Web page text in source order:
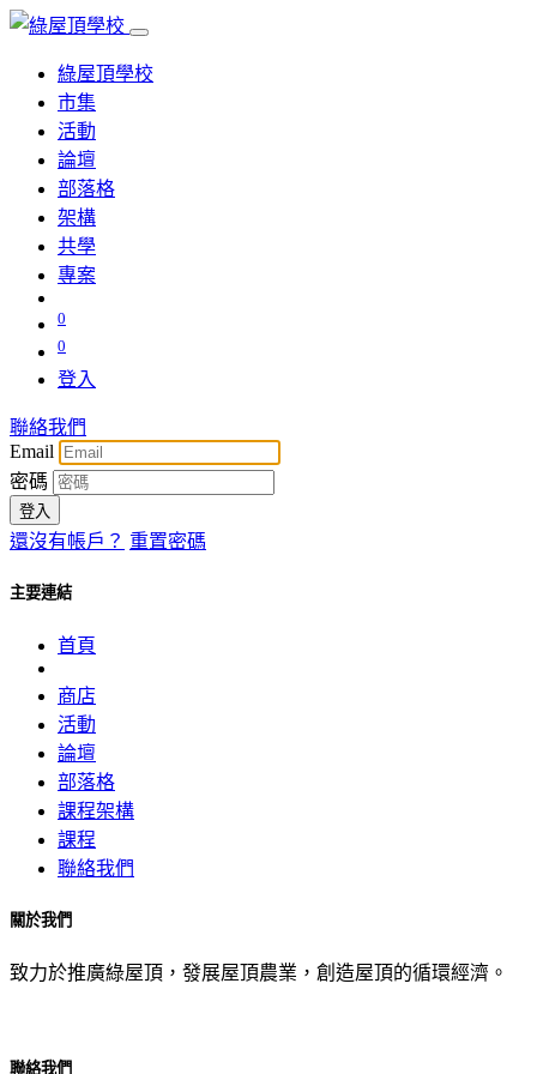
綠屋頂學校
市集
活動
論壇
部落格
架構
共學
專案
0
0
登入
聯絡我們
Email
密碼
登入
還沒有帳戶？ 重置密碼
主要連結
首頁
商店
活動
論壇
部落格
課程架構
課程
聯絡我們
關於我們
致力於推廣綠屋頂，發展屋頂農業，創造屋頂的循環經濟。
聯絡我們